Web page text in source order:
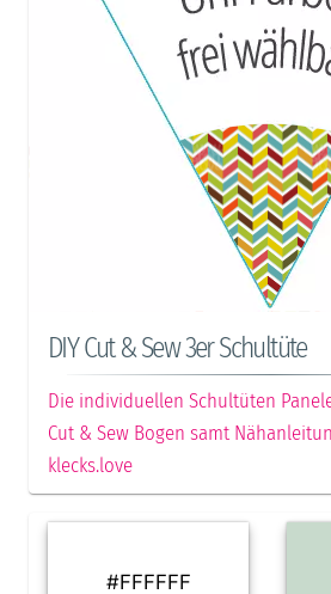
DIY Cut & Sew 3er Schultüte
Die individuellen Schultüten
Cut & Sew Bogen samt
klecks.love
#FFFFFF